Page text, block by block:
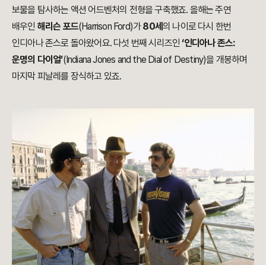
보물을 탐사하는 액션 어드벤처의 전형을 구축했죠. 올해는 주연
배우인 해리슨 포드(Harrison Ford)가80세의 나이로 다시 한번
인디아나 존스로 돌아왔어요. 다섯 번째 시리즈인 ‘인디아나 존스:
운명의 다이얼’(Indiana Jones and the Dial of Destiny)을 개봉하며
마지막 피날레를 장식하고 있죠.